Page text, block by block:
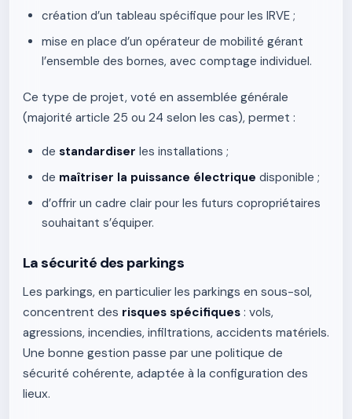
création d’un tableau spécifique pour les IRVE ;
mise en place d’un opérateur de mobilité gérant
l’ensemble des bornes, avec comptage individuel.
Ce type de projet, voté en assemblée générale
(majorité article 25 ou 24 selon les cas), permet :
de standardiser les installations ;
de maîtriser la puissance électrique disponible ;
d’offrir un cadre clair pour les futurs copropriétaires
souhaitant s’équiper.
La sécurité des parkings
Les parkings, en particulier les parkings en sous-sol,
concentrent des risques spécifiques : vols,
agressions, incendies, infiltrations, accidents matériels.
Une bonne gestion passe par une politique de
sécurité cohérente, adaptée à la configuration des
lieux.